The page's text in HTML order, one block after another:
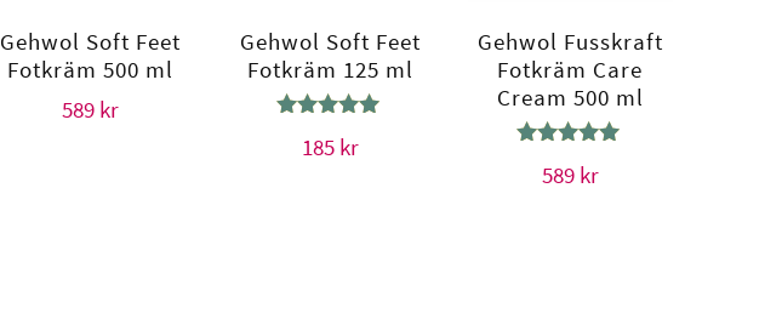
Gehwol Soft Feet
Fotkräm 500 ml
589 kr
Gehwol Soft Feet
Fotkräm 125 ml
5.00
185 kr
Gehwol Fusskraft
Fotkräm Care
Cream 500 ml
5.00
589 kr